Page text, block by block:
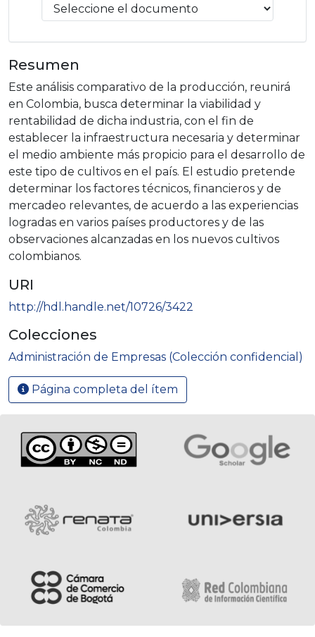
Resumen
Este análisis comparativo de la producción, reunirá
en Colombia, busca determinar la viabilidad y
rentabilidad de dicha industria, con el fin de
establecer la infraestructura necesaria y determinar
el medio ambiente más propicio para el desarrollo de
este tipo de cultivos en el país. El estudio pretende
determinar los factores técnicos, financieros y de
mercadeo relevantes, de acuerdo a las experiencias
logradas en varios países productores y de las
observaciones alcanzadas en los nuevos cultivos
colombianos.
URI
http://hdl.handle.net/10726/3422
Colecciones
Administración de Empresas (Colección confidencial)
Página completa del ítem